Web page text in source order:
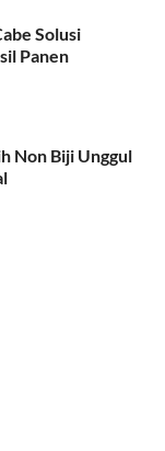
Solusi
Panen
Non Biji Unggul